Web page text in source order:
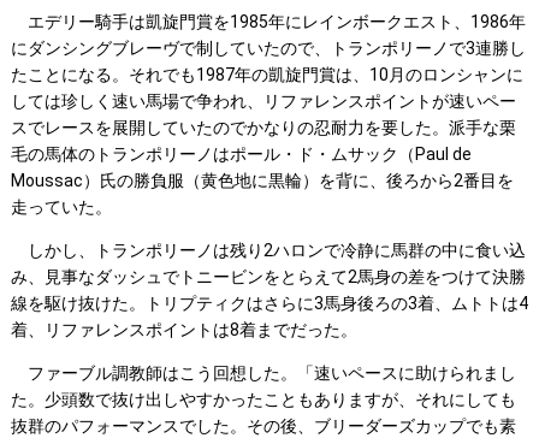
エデリー騎手は凱旋門賞を1985年にレインボークエスト、1986年
にダンシングブレーヴで制していたので、トランポリーノで3連勝し
たことになる。それでも1987年の凱旋門賞は、10月のロンシャンに
しては珍しく速い馬場で争われ、リファレンスポイントが速いペー
スでレースを展開していたのでかなりの忍耐力を要した。派手な栗
毛の馬体のトランポリーノはポール・ド・ムサック（Paul de
Moussac）氏の勝負服（黄色地に黒輪）を背に、後ろから2番目を
走っていた。
しかし、トランポリーノは残り2ハロンで冷静に馬群の中に食い込
み、見事なダッシュでトニービンをとらえて2馬身の差をつけて決勝
線を駆け抜けた。トリプティクはさらに3馬身後ろの3着、ムトトは4
着、リファレンスポイントは8着までだった。
ファーブル調教師はこう回想した。「速いペースに助けられまし
た。少頭数で抜け出しやすかったこともありますが、それにしても
抜群のパフォーマンスでした。その後、ブリーダーズカップでも素